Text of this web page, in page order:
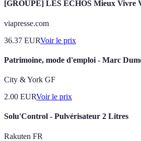
[GROUPE] LES ECHOS Mieux Vivre
viapresse.com
36.37 EURVoir le prix
Patrimoine, mode d'emploi - Marc
City & York GF
2.00 EURVoir le prix
Solu'Control - Pulvérisateur 2 Litres
Rakuten FR